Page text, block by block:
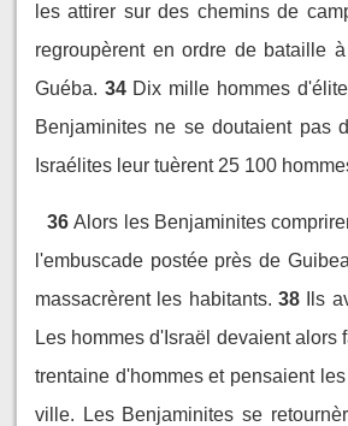
les attirer sur des chemins de
regroupèrent en ordre de bataille
Guéba. 34 Dix mille hommes
Benjaminites ne se doutaient pas
Israélites leur tuèrent 25 100
36 Alors les Benjaminites
l'embuscade postée près de
massacrèrent les habitants. 38 Ils
Les hommes d'Israël devaient
trentaine d'hommes et pensaient
ville. Les Benjaminites se